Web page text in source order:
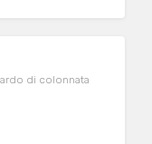
di colonnata